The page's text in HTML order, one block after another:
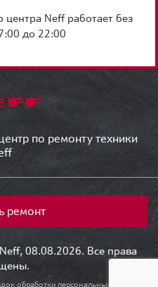
Neff работает без
до 22:00
по ремонту техники
ремонт
08.08.2026. Все права
обработки персональных данных